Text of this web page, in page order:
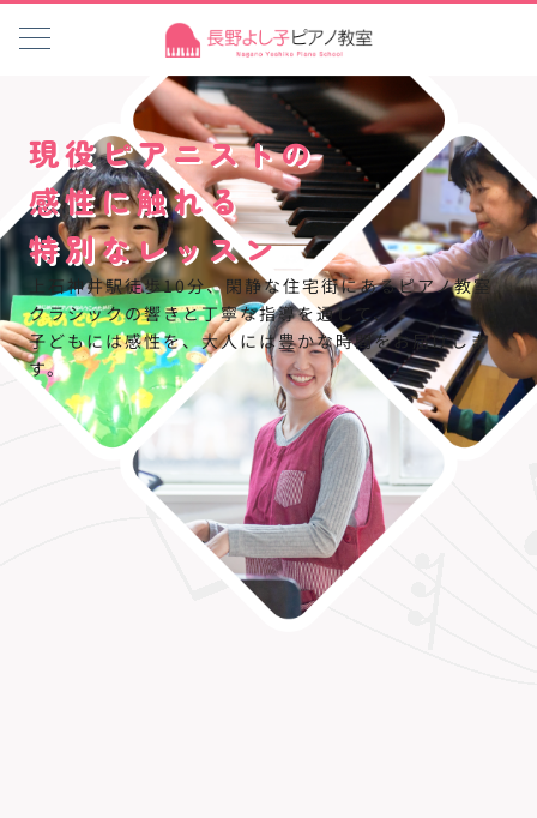
現役ピアニストの
感性に触れる
特別なレッスン
上石神井駅徒歩10分、閑静な住宅街にあるピアノ教室
クラシックの響きと丁寧な指導を通して、
子どもには感性を、大人には豊かな時間をお届けしま
す。